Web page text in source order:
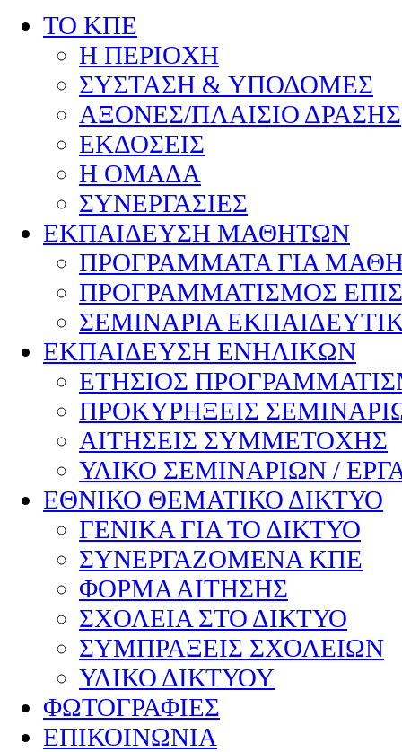
ΤΟ ΚΠΕ
Η ΠΕΡΙΟΧΗ
ΣΥΣΤΑΣΗ & ΥΠΟΔΟΜΕΣ
ΑΞΟΝΕΣ/ΠΛΑΙΣΙΟ ΔΡΑΣΗΣ
ΕΚΔΟΣΕΙΣ
Η ΟΜΑΔΑ
ΣΥΝΕΡΓΑΣΙΕΣ
ΕΚΠΑΙΔΕΥΣΗ ΜΑΘΗΤΩΝ
ΠΡΟΓΡΑΜΜΑΤΑ ΓΙΑ
ΠΡΟΓΡΑΜΜΑΤΙΣΜΟΣ
ΣΕΜΙΝΑΡΙΑ
ΕΚΠΑΙΔΕΥΣΗ ΕΝΗΛΙΚΩΝ
ΕΤΗΣΙΟΣ
ΠΡΟΚΥΡΗΞΕΙΣ
ΑΙΤΗΣΕΙΣ ΣΥΜΜΕΤΟΧΗΣ
ΥΛΙΚΟ ΣΕΜΙΝΑΡΙΩΝ /
ΕΘΝΙΚΟ ΘΕΜΑΤΙΚΟ ΔΙΚΤΥΟ
ΓΕΝΙΚΑ ΓΙΑ ΤΟ ΔΙΚΤΥΟ
ΣΥΝΕΡΓΑΖΟΜΕΝΑ ΚΠΕ
ΦΟΡΜΑ ΑΙΤΗΣΗΣ
ΣΧΟΛΕΙΑ ΣΤΟ ΔΙΚΤΥΟ
ΣΥΜΠΡΑΞΕΙΣ ΣΧΟΛΕΙΩΝ
ΥΛΙΚΟ ΔΙΚΤΥΟΥ
ΦΩΤΟΓΡΑΦΙΕΣ
ΕΠΙΚΟΙΝΩΝΙΑ